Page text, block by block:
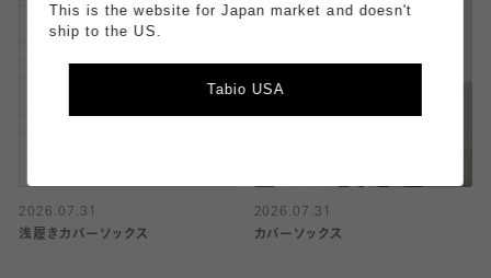
2026.07.31
浅履きカバーソックス
2026.07.31
カバーソックス
This is the website for Japan market and doesn't
ship to the US.
Tabio USA